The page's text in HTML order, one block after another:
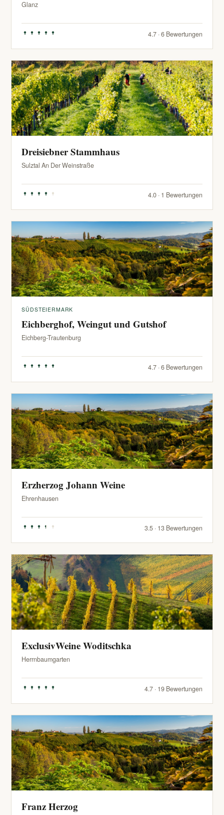
Glanz
4.7 · 6 Bewertungen
Dreisiebner Stammhaus
Sulztal An Der Weinstraße
4.0 · 1 Bewertungen
SÜDSTEIERMARK
Eichberghof, Weingut und Gutshof
Eichberg-Trautenburg
4.7 · 6 Bewertungen
Erzherzog Johann Weine
Ehrenhausen
3.5 · 13 Bewertungen
ExclusivWeine Woditschka
Herrnbaumgarten
4.7 · 19 Bewertungen
Franz Herzog